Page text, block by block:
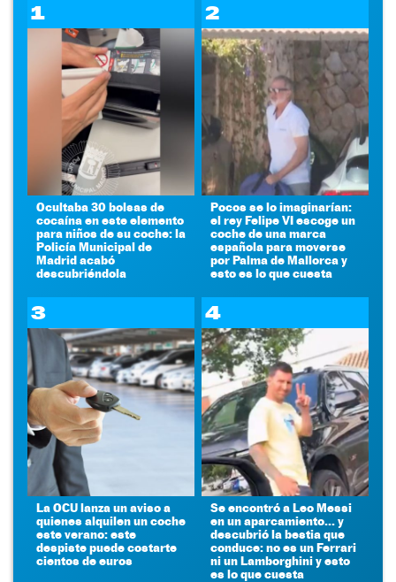
1
Ocultaba 30 bolsas de
cocaína en este elemento
para niños de su coche: la
Policía Municipal de
Madrid acabó
descubriéndola
2
Pocos se lo imaginarían:
el rey Felipe VI escoge un
coche de una marca
española para moverse
por Palma de Mallorca y
esto es lo que cuesta
3
La OCU lanza un aviso a
quienes alquilen un coche
este verano: este
despiste puede costarte
cientos de euros
4
Se encontró a Leo Messi
en un aparcamiento... y
descubrió la bestia que
conduce: no es un Ferrari
ni un Lamborghini y esto
es lo que cuesta